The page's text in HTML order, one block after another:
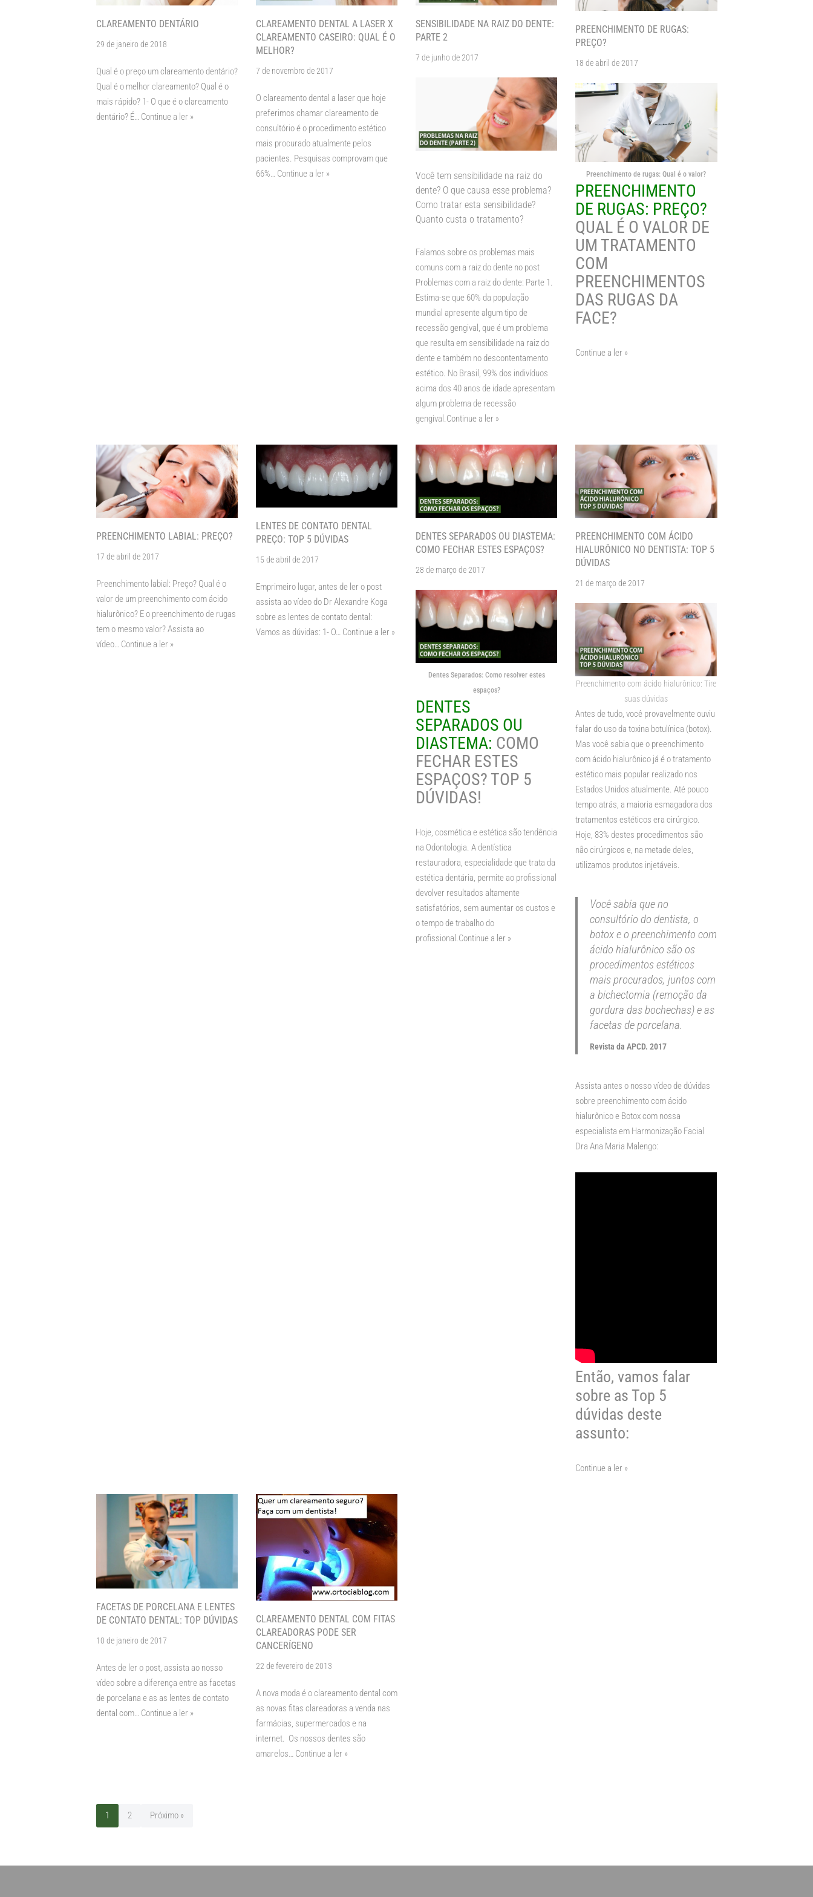
CLAREAMENTO DENTÁRIO
29 de janeiro de 2018
Qual é o preço um clareamento dentário?
Qual é o melhor clareamento? Qual é o
mais rápido? 1- O que é o clareamento
dentário? É… Continue a ler »
CLAREAMENTO DENTAL A LASER X
CLAREAMENTO CASEIRO: QUAL É O
MELHOR?
7 de novembro de 2017
O clareamento dental a laser que hoje
preferimos chamar clareamento de
consultório é o procedimento estético
mais procurado atualmente pelos
pacientes. Pesquisas comprovam que
66%… Continue a ler »
SENSIBILIDADE NA RAIZ DO DENTE:
PARTE 2
7 de junho de 2017
Você tem sensibilidade na raiz do
dente? O que causa esse problema?
Como tratar esta sensibilidade?
Quanto custa o tratamento?
Falamos sobre os problemas mais
comuns com a raiz do dente no post
Problemas com a raiz do dente: Parte 1.
Estima-se que 60% da população
mundial apresente algum tipo de
recessão gengival, que é um problema
que resulta em sensibilidade na raiz do
dente e também no descontentamento
estético. No Brasil, 99% dos indivíduos
acima dos 40 anos de idade apresentam
algum problema de recessão
gengival.Continue a ler »
PREENCHIMENTO DE RUGAS:
PREÇO?
18 de abril de 2017
Preenchimento de rugas: Qual é o valor?
PREENCHIMENTO
DE RUGAS: PREÇO?
QUAL É O VALOR DE
UM TRATAMENTO
COM
PREENCHIMENTOS
DAS RUGAS DA
FACE?
Continue a ler »
PREENCHIMENTO LABIAL: PREÇO?
17 de abril de 2017
Preenchimento labial: Preço? Qual é o
valor de um preenchimento com ácido
hialurônico? E o preenchimento de rugas
tem o mesmo valor? Assista ao
vídeo… Continue a ler »
LENTES DE CONTATO DENTAL
PREÇO: TOP 5 DÚVIDAS
15 de abril de 2017
Emprimeiro lugar, antes de ler o post
assista ao vídeo do Dr Alexandre Koga
sobre as lentes de contato dental:
Vamos as dúvidas: 1- O… Continue a ler »
DENTES SEPARADOS OU DIASTEMA:
COMO FECHAR ESTES ESPAÇOS?
28 de março de 2017
Dentes Separados: Como resolver estes
espaços?
DENTES
SEPARADOS OU
DIASTEMA: COMO
FECHAR ESTES
ESPAÇOS? TOP 5
DÚVIDAS!
Hoje, cosmética e estética são tendência
na Odontologia. A dentística
restauradora, especialidade que trata da
estética dentária, permite ao profissional
devolver resultados altamente
satisfatórios, sem aumentar os custos e
o tempo de trabalho do
profissional.Continue a ler »
PREENCHIMENTO COM ÁCIDO
HIALURÔNICO NO DENTISTA: TOP 5
DÚVIDAS
21 de março de 2017
Preenchimento com ácido hialurônico: Tire
suas dúvidas
Antes de tudo, você provavelmente ouviu
falar do uso da toxina botulínica (botox).
Mas você sabia que o preenchimento
com ácido hialurônico já é o tratamento
estético mais popular realizado nos
Estados Unidos atualmente. Até pouco
tempo atrás, a maioria esmagadora dos
tratamentos estéticos era cirúrgico.
Hoje, 83% destes procedimentos são
não cirúrgicos e, na metade deles,
utilizamos produtos injetáveis.
Você sabia que no
consultório do dentista, o
botox e o preenchimento com
ácido hialurônico são os
procedimentos estéticos
mais procurados, juntos com
abichectomia (remoção da
gordura das bochechas) e as
facetas de porcelana.
Revista da APCD. 2017
Assista antes o nosso vídeo de dúvidas
sobre preenchimento com ácido
hialurônico e Botox com nossa
especialista em Harmonização Facial
Dra Ana Maria Malengo:
Então, vamos falar
sobre as Top 5
dúvidas deste
assunto:
Continue a ler »
FACETAS DE PORCELANA E LENTES
DE CONTATO DENTAL: TOP DÚVIDAS
10 de janeiro de 2017
Antes de ler o post, assista ao nosso
vídeo sobre a diferença entre as facetas
de porcelana e as as lentes de contato
dental com… Continue a ler »
CLAREAMENTO DENTAL COM FITAS
CLAREADORAS PODE SER
CANCERÍGENO
22 de fevereiro de 2013
A nova moda é o clareamento dental com
as novas fitas clareadoras a venda nas
farmácias, supermercados e na
internet. Os nossos dentes são
amarelos… Continue a ler »
1 2 Próximo »